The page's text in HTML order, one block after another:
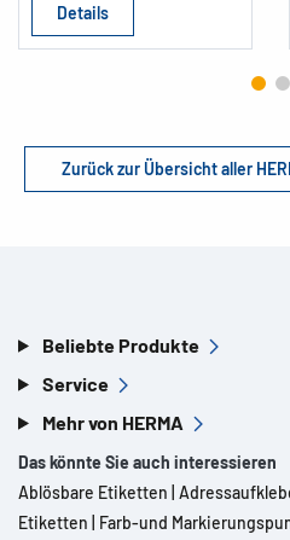
Details
Zurück zur Übersicht aller
Beliebte Produkte
Service
Mehr von HERMA
Das könnte Sie auch interessieren
Ablösbare Etiketten
Etiketten
Farb-und